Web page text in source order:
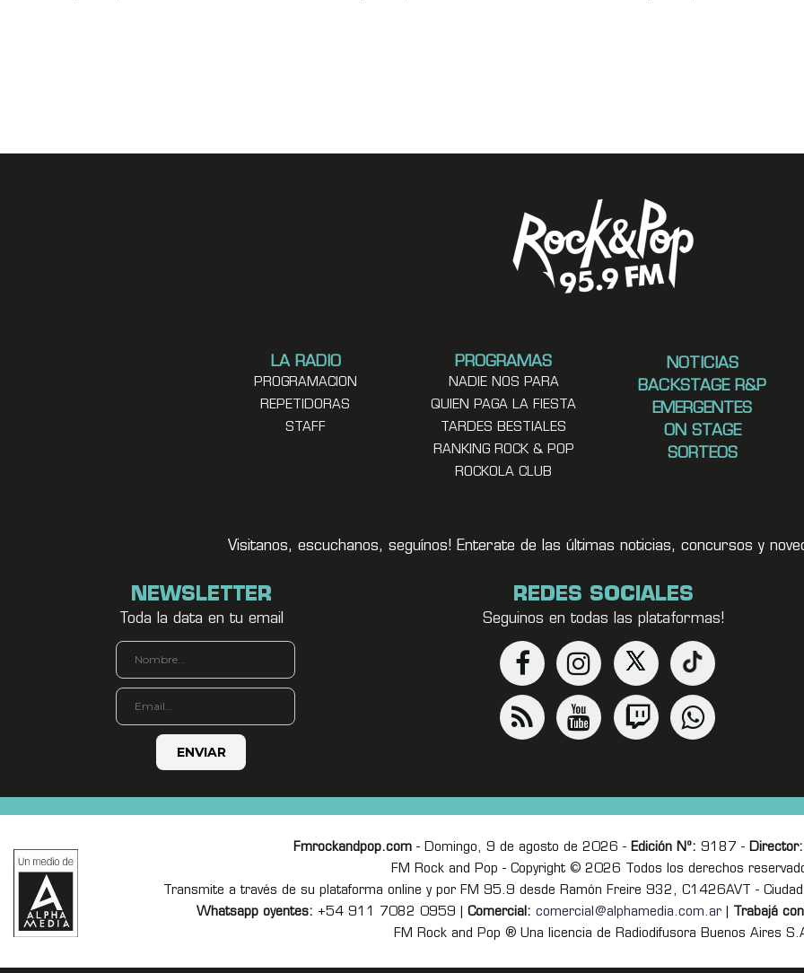
LA RADIO
PROGRAMACION
REPETIDORAS
STAFF
PROGRAMAS
NADIE NOS PARA
QUIEN PAGA LA FIESTA
TARDES BESTIALES
RANKING ROCK & POP
ROCKOLA CLUB
NOTICIAS
BACKSTAGE R&P
EMERGENTES
ON STAGE
SORTEOS
Visitanos, escuchanos, seguínos! Enterate de las últimas noticias, concursos y
NEWSLETTER
Toda la data en tu email
REDES SOCIALES
Seguinos en todas las plataformas!
Fmrockandpop.com - Domingo, 9 de agosto de 2026 - Edición Nº: 9187 - Director:
FM Rock and Pop - Copyright © 2026 Todos los derechos
Transmite a través de su plataforma online y por FM 95.9 desde Ramón Freire 932, C1426AVT -
Whatsapp oyentes: +54 911 7082 0959 | Comercial: comercial@alphamedia.com.ar| Trabajá
FM Rock and Pop ® Una licencia de Radiodifusora Buenos Aires